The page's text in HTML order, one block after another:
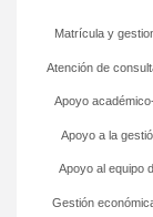
Gestión
Apoyo al equipo
Apoyo a la
Apoyo
Atención de
Matrícula y